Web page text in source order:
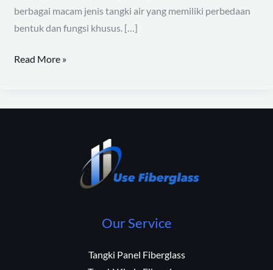
berbagai macam jenis tangki air yang memiliki perbedaan
bentuk dan fungsi khusus. […]
Read More »
Our Service
Tangki Panel Fiberglass